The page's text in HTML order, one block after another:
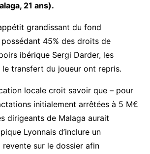
21 ans).
grandissant du fond
possédant 45% des droits de
ibérique Sergi Darder, les
transfert du joueur ont repris.
locale croit savoir que – pour
initialement arrêtées à 5 M€
dirigeants de Malaga aurait
Lyonnais d’inclure un
sur le dossier afin